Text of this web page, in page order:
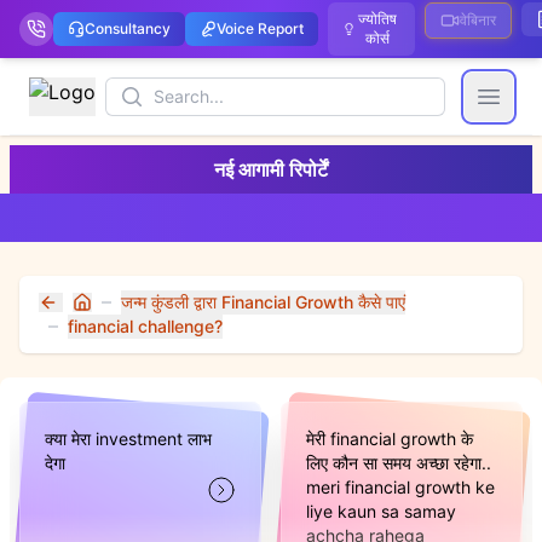
Consultancy Voice Report
ज्योतिष
कोर्स
वेबिनार
Search
Open
नई आगामी रिपोर्टें
Home
जन्म कुंडली द्वारा Financial Growth कैसे पाएं
financial challenge?
क्या मेरा investment लाभ
देगा
मेरी financial growth के
लिए कौन सा समय अच्छा रहेगा..
meri financial growth ke
liye kaun sa samay
achcha rahega